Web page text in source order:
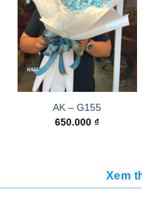
AK – G155
650.000₫
Xem